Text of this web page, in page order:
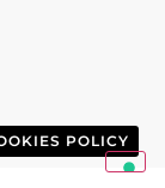
POLICY